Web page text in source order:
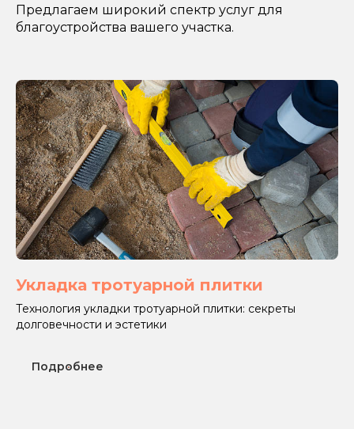
Предлагаем широкий спектр услуг для
благоустройства вашего участка.
Укладка тротуарной плитки
Технология укладки тротуарной плитки: секреты
долговечности и эстетики
Подробнее